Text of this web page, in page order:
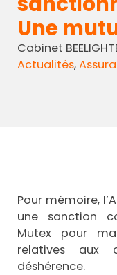
Une
Cabinet
Actualités,
Pour mémoire,
une sanction
Mutex pour
relatives aux
déshérence.